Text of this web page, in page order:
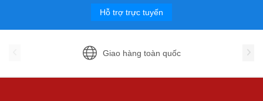
Hỗ trợ trực tuyến
Giao hàng toàn quốc